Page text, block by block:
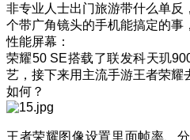
非专业人士出门旅游带什么单反
个带广角镜头的手机能搞定的事
性能屏幕：
荣耀50 SE搭载了联发科天玑
艺，接下来用主流手游王者荣耀
如何？
王者荣耀图像设置里面帧率、